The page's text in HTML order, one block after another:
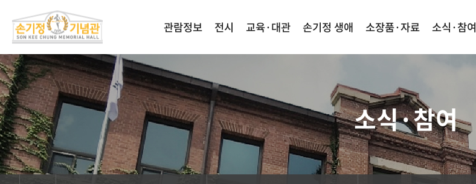
관람정보 전시 교육·대관 손기정 생애 소장품·자료 소식·참여
소식·참여